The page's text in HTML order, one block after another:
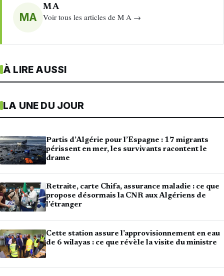
MA
M A
Voir tous les articles de M A →
À LIRE AUSSI
LA UNE DU JOUR
Partis d’Algérie pour l’Espagne : 17 migrants
périssent en mer, les survivants racontent le
drame
Retraite, carte Chifa, assurance maladie : ce que
propose désormais la CNR aux Algériens de
l’étranger
Cette station assure l’approvisionnement en eau
de 6 wilayas : ce que révèle la visite du ministre